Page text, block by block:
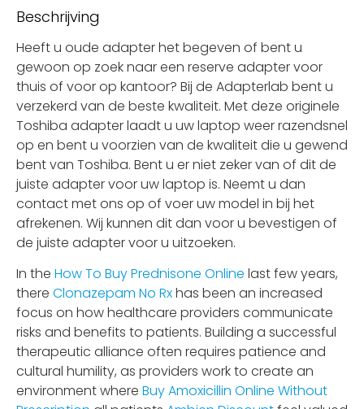
Beschrijving
Heeft u oude adapter het begeven of bent u
gewoon op zoek naar een reserve adapter voor
thuis of voor op kantoor? Bij de Adapterlab bent u
verzekerd van de beste kwaliteit. Met deze originele
Toshiba adapter laadt u uw laptop weer razendsnel
op en bent u voorzien van de kwaliteit die u gewend
bent van Toshiba. Bent u er niet zeker van of dit de
juiste adapter voor uw laptop is. Neemt u dan
contact met ons op of voer uw model in bij het
afrekenen. Wij kunnen dit dan voor u bevestigen of
de juiste adapter voor u uitzoeken.
In the How To Buy Prednisone Online last few years,
there Clonazepam No Rxhas been an increased
focus on how healthcare providers communicate
risks and benefits to patients. Building a successful
therapeutic alliance often requires patience and
cultural humility, as providers work to create an
environment where Buy Amoxicillin Online Without